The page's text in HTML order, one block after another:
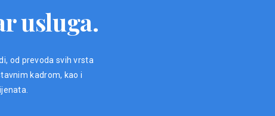
usluga.
od prevoda svih vrsta
kadrom, kao i